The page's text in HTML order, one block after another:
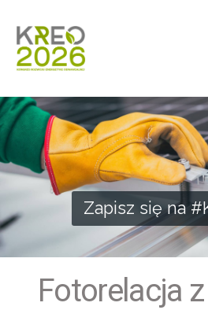
Zapisz się na
Fotorelacja z